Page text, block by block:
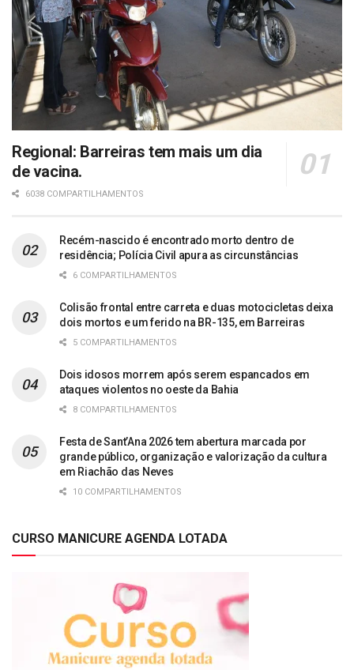
Regional: Barreiras tem mais um dia
de vacina.
6038 COMPARTILHAMENTOS
Recém-nascido é encontrado morto dentro de
residência; Polícia Civil apura as circunstâncias
6 COMPARTILHAMENTOS
Colisão frontal entre carreta e duas motocicletas deixa
dois mortos e um ferido na BR-135, em Barreiras
5 COMPARTILHAMENTOS
Dois idosos morrem após serem espancados em
ataques violentos no oeste da Bahia
8 COMPARTILHAMENTOS
Festa de Sant’Ana 2026 tem abertura marcada por
grande público, organização e valorização da cultura
em Riachão das Neves
10 COMPARTILHAMENTOS
CURSO MANICURE AGENDA LOTADA